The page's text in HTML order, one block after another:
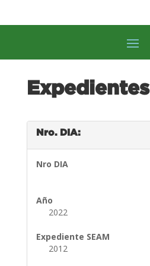
Expedientes
Nro. DIA:
Nro DIA
Año
2022
Expediente SEAM
2012